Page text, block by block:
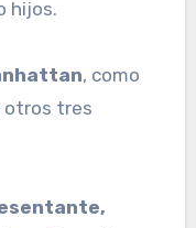
hijos.
, como
otros tres